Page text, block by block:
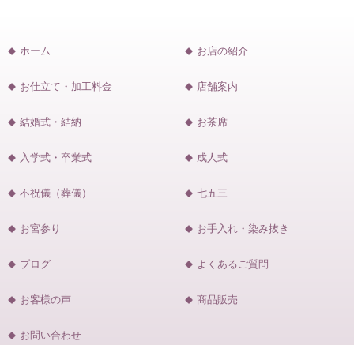
ホーム お店の紹介
お仕立て・加工料金 店舗案内
結婚式・結納 お茶席
入学式・卒業式 成人式
不祝儀（葬儀） 七五三
お宮参り お手入れ・染み抜き
ブログ よくあるご質問
お客様の声 商品販売
お問い合わせ